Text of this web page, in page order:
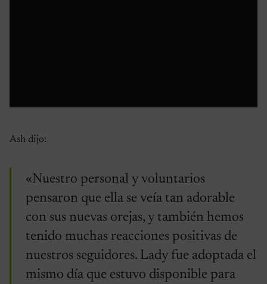
Ash dijo:
«Nuestro personal y voluntarios
pensaron que ella se veía tan adorable
con sus nuevas orejas, y también hemos
tenido muchas reacciones positivas de
nuestros seguidores. Lady fue adoptada el
mismo día que estuvo disponible para